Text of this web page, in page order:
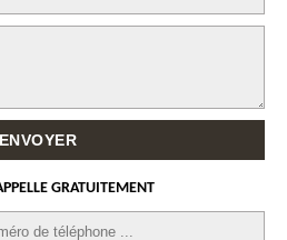
GRATUITEMENT